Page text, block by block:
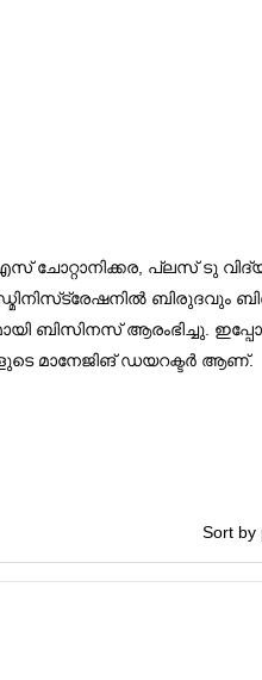
ചോറ്റാനിക്കര, പ്ലസ് ടു
ബിരുദവും
ബിസിനസ് ആരംഭിച്ചു.
മാനേജിങ് ഡയറക്ടര്‍ ആണ്.